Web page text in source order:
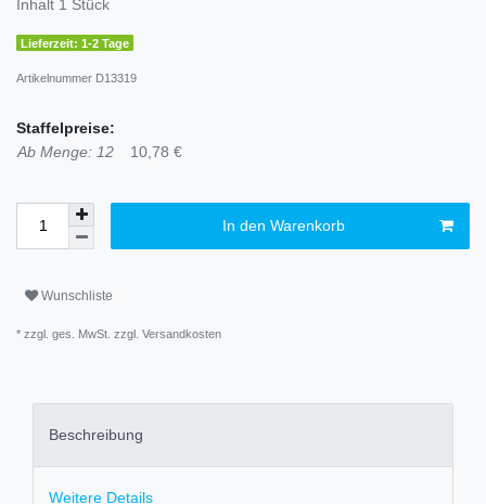
Inhalt 1 Stück
Lieferzeit: 1-2 Tage
Artikelnummer D13319
Staffelpreise:
Ab Menge: 12
10,78 €
In den Warenkorb
Wunschliste
* zzgl. ges. MwSt. zzgl. Versandkosten
Beschreibung
Weitere Details